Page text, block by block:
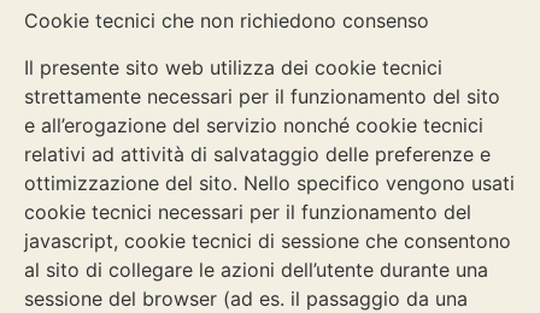
Cookie tecnici che non richiedono consenso
Il presente sito web utilizza dei cookie tecnici
strettamente necessari per il funzionamento del sito
e all’erogazione del servizio nonché cookie tecnici
relativi ad attività di salvataggio delle preferenze e
ottimizzazione del sito. Nello specifico vengono usati
cookie tecnici necessari per il funzionamento del
javascript, cookie tecnici di sessione che consentono
al sito di collegare le azioni dell’utente durante una
sessione del browser (ad es. il passaggio da una